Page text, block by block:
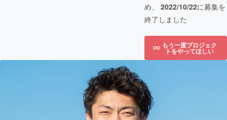
め、 2022/10/22に募集を
終了しました
もう一度プロジェク
トをやってほしい